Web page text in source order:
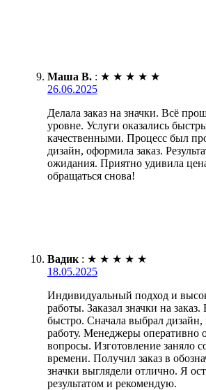
Маша В. : ★ ★ ★ ★ ★
26.06.2025
Делала заказ на значки. Всё
уровне. Услуги оказались
качественными. Процесс был
дизайн, оформила заказ.
ожидания. Приятно удивила
обращаться снова!
Вадик : ★ ★ ★ ★ ★
18.05.2025
Индивидуальный подход и
работы. Заказал значки на заказ.
быстро. Сначала выбрал
работу. Менеджеры оперативно
вопросы. Изготовление заняло
времени. Получил заказ в
значки выглядели отлично. Я
результатом и рекомендую.